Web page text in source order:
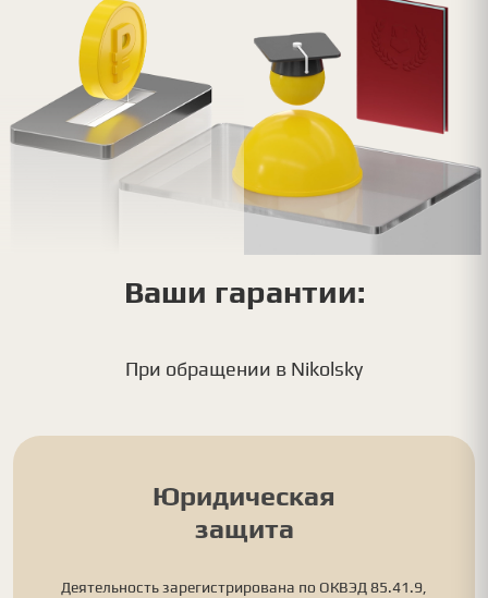
Ваши гарантии:
При обращении в Nikolsky
Юридическая
защита
Деятельность зарегистрирована по ОКВЭД 85.41.9,